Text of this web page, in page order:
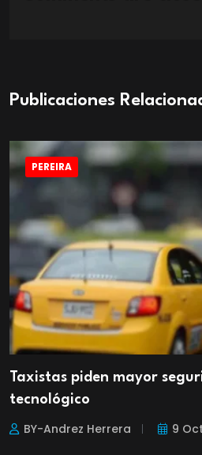
Publicaciones
PEREIRA
Taxistas piden mayor
tecnológico
BY-Andrez Herrera 9